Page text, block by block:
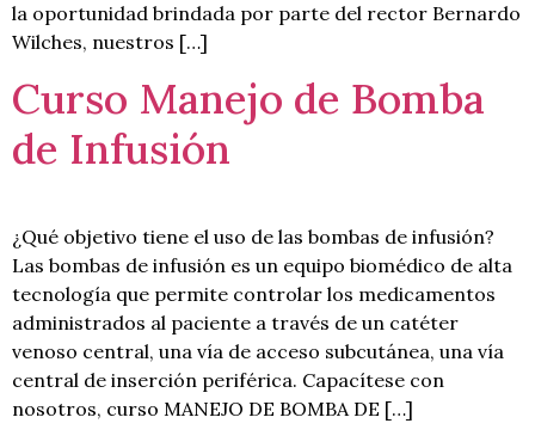
la oportunidad brindada por parte del rector Bernardo
Wilches, nuestros […]
Curso Manejo de Bomba
de Infusión
¿Qué objetivo tiene el uso de las bombas de infusión?
Las bombas de infusión es un equipo biomédico de alta
tecnología que permite controlar los medicamentos
administrados al paciente a través de un catéter
venoso central, una vía de acceso subcutánea, una vía
central de inserción periférica. Capacítese con
nosotros, curso MANEJO DE BOMBA DE […]